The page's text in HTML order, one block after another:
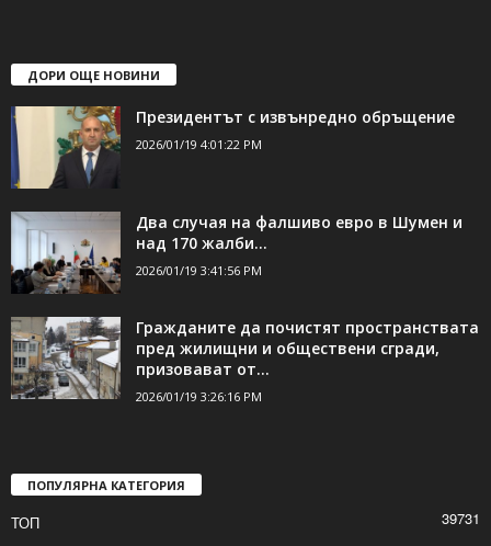
ДОРИ ОЩЕ НОВИНИ
Президентът с извънредно обръщение
2026/01/19 4:01:22 PM
Два случая на фалшиво евро в Шумен и
над 170 жалби...
2026/01/19 3:41:56 PM
Гражданите да почистят пространствата
пред жилищни и обществени сгради,
призовават от...
2026/01/19 3:26:16 PM
ПОПУЛЯРНА КАТЕГОРИЯ
ТОП
39731